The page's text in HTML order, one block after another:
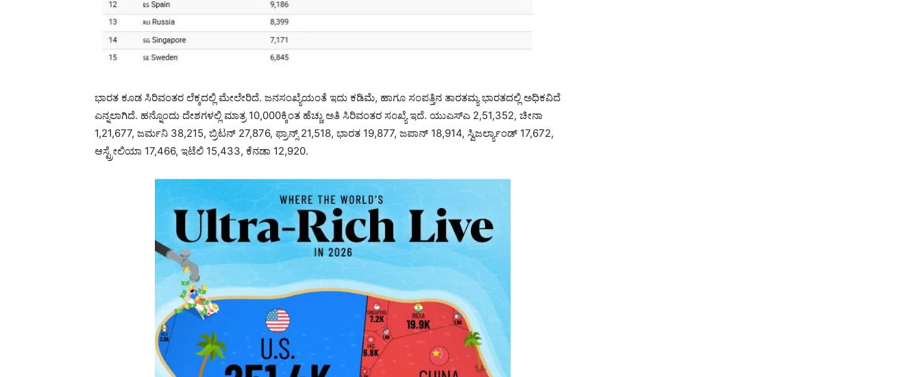
ಭಾರತ ಕೂಡ ಸಿರಿವಂತರ ಲೆಕ್ಕದಲ್ಲಿ ಮೇಲೇರಿದೆ. ಜನಸಂಖ್ಯೆಯಂತೆ ಇದು ಕಡಿಮೆ, ಹಾಗೂ ಸಂಪತ್ತಿನ ತಾರತಮ್ಯ ಭಾರತದಲ್ಲಿ ಅಧಿಕವಿದೆ
ಎನ್ನಲಾಗಿದೆ. ಹನ್ನೊಂದು ದೇಶಗಳಲ್ಲಿ ಮಾತ್ರ 10,000ಕ್ಕಿಂತ ಹೆಚ್ಚು ಅತಿ ಸಿರಿವಂತರ ಸಂಖ್ಯೆ ಇದೆ. ಯುಎಸ್‌ಎ 2,51,352, ಚೀನಾ
1,21,677, ಜರ್ಮನಿ 38,215, ಬ್ರಿಟನ್ 27,876, ಫ್ರಾನ್ಸ್ 21,518, ಭಾರತ 19,877, ಜಪಾನ್ 18,914, ಸ್ವಿಜರ್ಲ್ಯಾಂಡ್ 17,672,
ಆಸ್ಟ್ರೇಲಿಯಾ 17,466, ಇಟೆಲಿ 15,433, ಕೆನಡಾ 12,920.